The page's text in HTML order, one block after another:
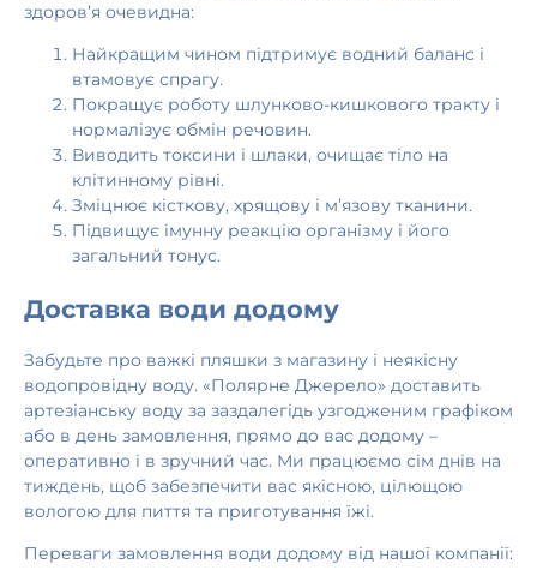
здоров’я очевидна:
Найкращим чином підтримує водний баланс і
втамовує спрагу.
Покращує роботу шлунково-кишкового тракту і
нормалізує обмін речовин.
Виводить токсини і шлаки, очищає тіло на
клітинному рівні.
Зміцнює кісткову, хрящову і м’язову тканини.
Підвищує імунну реакцію організму і його
загальний тонус.
Доставка води додому
Забудьте про важкі пляшки з магазину і неякісну
водопровідну воду. «Полярне Джерело» доставить
артезіанську воду за заздалегідь узгодженим графіком
або в день замовлення, прямо до вас додому –
оперативно і в зручний час. Ми працюємо сім днів на
тиждень, щоб забезпечити вас якісною, цілющою
вологою для пиття та приготування їжі.
Переваги замовлення води додому від нашої компанії: